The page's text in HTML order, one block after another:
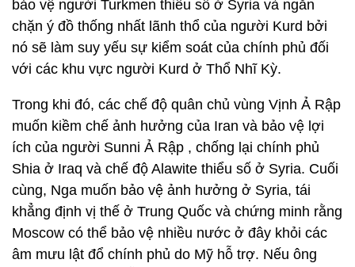
bảo vệ người Turkmen thiểu số ở Syria và ngăn
chặn ý đồ thống nhất lãnh thổ của người Kurd bởi
nó sẽ làm suy yếu sự kiểm soát của chính phủ đối
với các khu vực người Kurd ở Thổ Nhĩ Kỳ.
Trong khi đó, các chế độ quân chủ vùng Vịnh Ả Rập
muốn kiềm chế ảnh hưởng của Iran và bảo vệ lợi
ích của người Sunni Ả Rập , chống lại chính phủ
Shia ở Iraq và chế độ Alawite thiểu số ở Syria. Cuối
cùng, Nga muốn bảo vệ ảnh hưởng ở Syria, tái
khẳng định vị thế ở Trung Quốc và chứng minh rằng
Moscow có thể bảo vệ nhiều nước ở đây khỏi các
âm mưu lật đổ chính phủ do Mỹ hỗ trợ. Nếu ông